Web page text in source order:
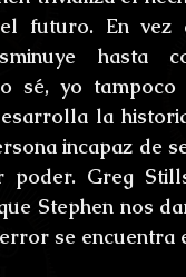
futuro. En
hasta
sé, yo
la
incapaz de
Greg
Stephen nos
se encuentra